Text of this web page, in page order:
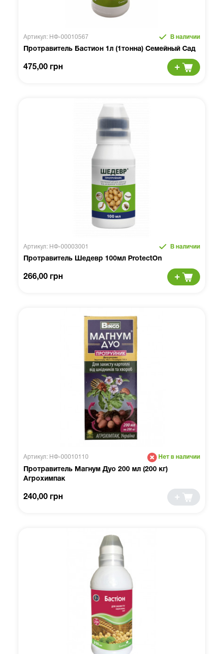
Артикул: НФ-00010567 В наличии
Протравитель Бастион 1л (1тонна) Семейный Сад
475,00 грн
Артикул: НФ-00003001 В наличии
Протравитель Шедевр 100мл ProtectOn
266,00 грн
Артикул: НФ-00010110 Нет в наличии
Протравитель Магнум Дуо 200 мл (200 кг)
Агрохимпак
240,00 грн